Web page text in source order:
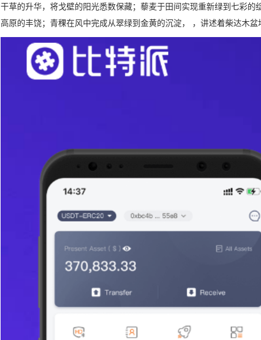
干草的升华，将戈壁的阳光悉数保藏；藜麦于田间实现重新绿到七彩
高原的丰饶；青稞在风中完成从翠绿到金黄的沉淀， ，讲述着柴达木